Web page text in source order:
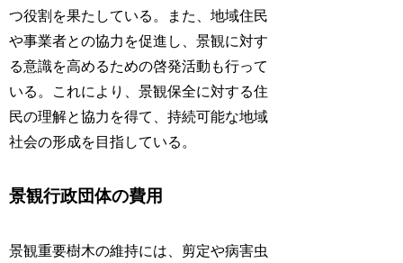
つ役割を果たしている。また、地域住民
や事業者との協力を促進し、景観に対す
る意識を高めるための啓発活動も行って
いる。これにより、景観保全に対する住
民の理解と協力を得て、持続可能な地域
社会の形成を目指している。
景観行政団体の費用
景観重要樹木の維持には、剪定や病害虫